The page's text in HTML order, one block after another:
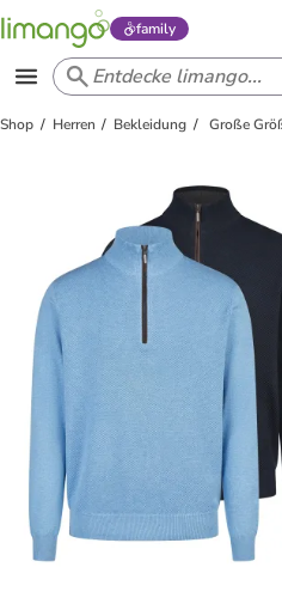
family
Shop Herren Bekleidung Große